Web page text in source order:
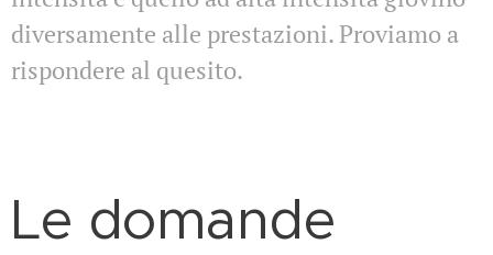
diversamente alle prestazioni. Proviamo a
rispondere al quesito.
Le domande